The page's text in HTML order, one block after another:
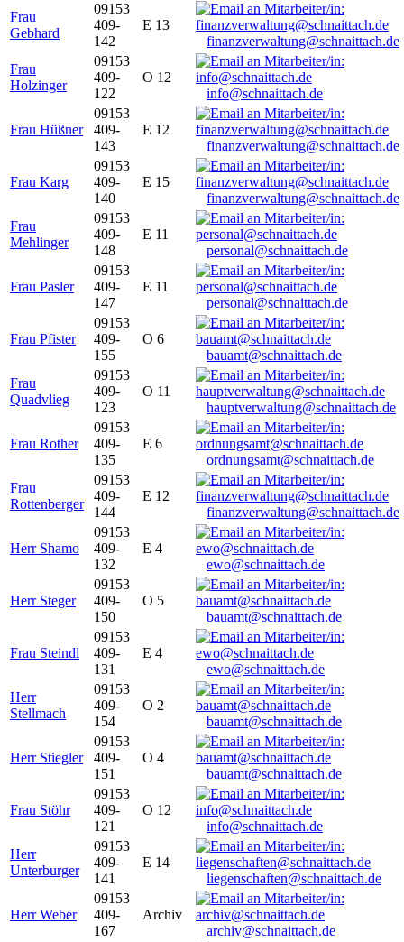
Frau
Gebhard
09153
409-
142
E 13
finanzverwaltung@schnaittach.de
Frau
Holzinger
09153
409-
122
O 12
info@schnaittach.de
Frau Hüßner
09153
409-
143
E 12
finanzverwaltung@schnaittach.de
Frau Karg
09153
409-
140
E 15
finanzverwaltung@schnaittach.de
Frau
Mehlinger
09153
409-
148
E 11
personal@schnaittach.de
Frau Pasler
09153
409-
147
E 11
personal@schnaittach.de
Frau Pfister
09153
409-
155
O 6
bauamt@schnaittach.de
Frau
Quadvlieg
09153
409-
123
O 11
hauptverwaltung@schnaittach.de
Frau Rother
09153
409-
135
E 6
ordnungsamt@schnaittach.de
Frau
Rottenberger
09153
409-
144
E 12
finanzverwaltung@schnaittach.de
Herr Shamo
09153
409-
132
E 4
ewo@schnaittach.de
Herr Steger
09153
409-
150
O 5
bauamt@schnaittach.de
Frau Steindl
09153
409-
131
E 4
ewo@schnaittach.de
Herr
Stellmach
09153
409-
154
O 2
bauamt@schnaittach.de
Herr Stiegler
09153
409-
151
O 4
bauamt@schnaittach.de
Frau Stöhr
09153
409-
121
O 12
info@schnaittach.de
Herr
Unterburger
09153
409-
141
E 14
liegenschaften@schnaittach.de
Herr Weber
09153
409-
167
Archiv
archiv@schnaittach.de